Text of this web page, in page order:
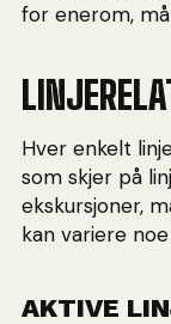
for enerom,
Hver enkelt
som skjer på
ekskursjoner,
kan variere
AKTIVE